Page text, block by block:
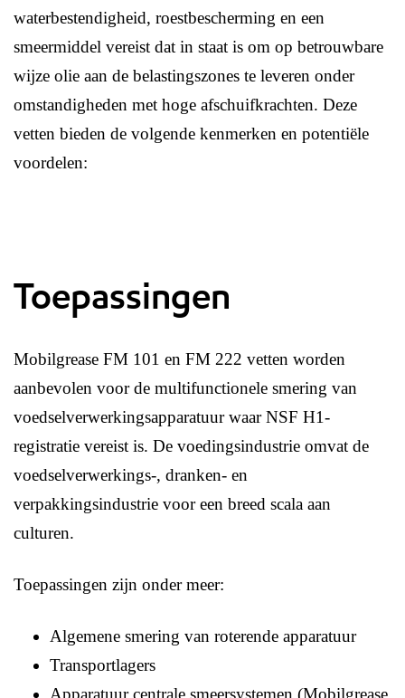
waterbestendigheid, roestbescherming en een
smeermiddel vereist dat in staat is om op betrouwbare
wijze olie aan de belastingszones te leveren onder
omstandigheden met hoge afschuifkrachten. Deze
vetten bieden de volgende kenmerken en potentiële
voordelen:
Toepassingen
Mobilgrease FM 101 en FM 222 vetten worden
aanbevolen voor de multifunctionele smering van
voedselverwerkingsapparatuur waar NSF H1-
registratie vereist is. De voedingsindustrie omvat de
voedselverwerkings-, dranken- en
verpakkingsindustrie voor een breed scala aan
culturen.
Toepassingen zijn onder meer:
Algemene smering van roterende apparatuur
Transportlagers
Apparatuur centrale smeersystemen (Mobilgrease